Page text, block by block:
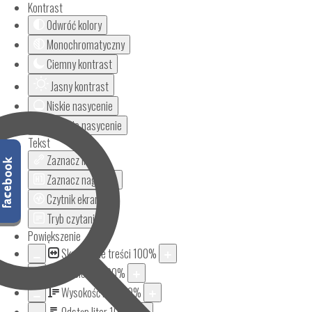
Kontrast
Odwróć kolory
Monochromatyczny
Ciemny kontrast
Jasny kontrast
Niskie nasycenie
Wysokie nasycenie
Tekst
Zaznacz linki
Zaznacz nagłówki
Czytnik ekranu
Tryb czytania
Powiększenie
Skalowanie treści 100%
Czcionka 100%
Wysokość linii
100%